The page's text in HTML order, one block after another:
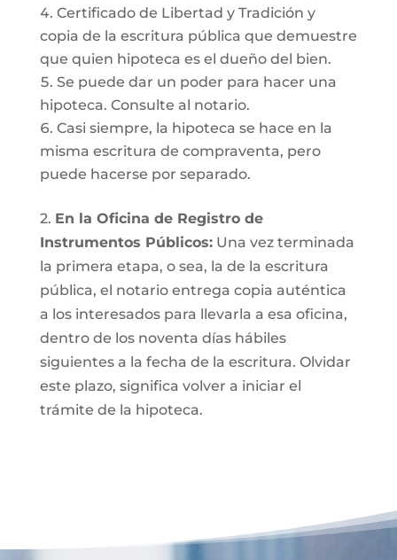
Certificado de Libertad y Tradición y
copia de la escritura pública que demuestre
que quien hipoteca es el dueño del bien.
Se puede dar un poder para hacer una
hipoteca. Consulte al notario.
Casi siempre, la hipoteca se hace en la
misma escritura de compraventa, pero
puede hacerse por separado.
2. En la Oficina de Registro de
Instrumentos Públicos:Una vez terminada
la primera etapa, o sea, la de la escritura
pública, el notario entrega copia auténtica
a los interesados para llevarla a esa oficina,
dentro de los noventa días hábiles
siguientes a la fecha de la escritura. Olvidar
este plazo, significa volver a iniciar el
trámite de la hipoteca.